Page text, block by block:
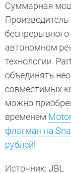
Суммарная
автономном
технологии
объединять
совместимых
можно
временем
флагман на
рублей!
Источник: JBL